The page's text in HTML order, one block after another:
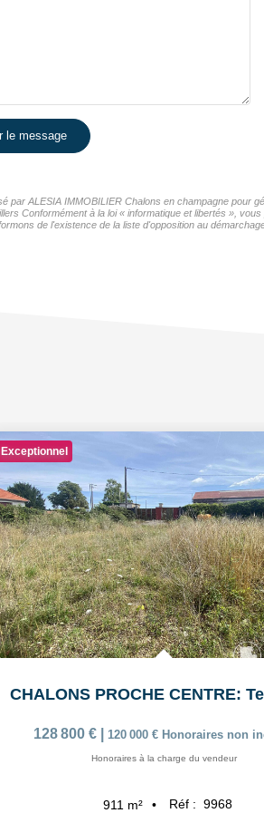
le message
ALESIA IMMOBILIER Chalons en champagne
Conformément à la loi « informatique et libertés »,
de l'existence de la liste d'opposition au
Exceptionnel
128 800 € 120 000 € Honoraires non
Honoraires à la charge du vendeur
911 m² Réf : 9968